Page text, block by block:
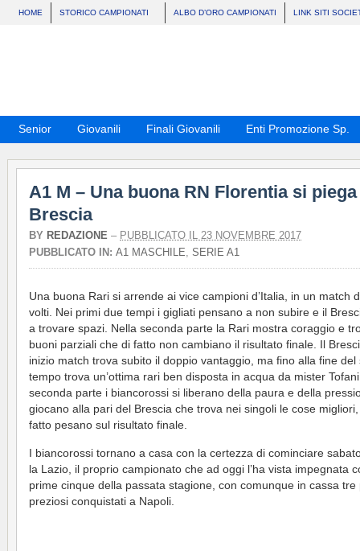
HOME STORICO CAMPIONATI ALBO D’ORO CAMPIONATI LINK SITI
Senior Giovanili Finali Giovanili Enti Promozione Sp.
A1 M – Una buona RN Florentia si
Brescia
BY REDAZIONE – PUBBLICATO IL 23 NOVEMBRE 2017
PUBBLICATO IN: A1 MASCHILE, SERIE A1
Una buona Rari si arrende ai vice campioni d’Italia, in un match
volti. Nei primi due tempi i gigliati pensano a non subire e il
a trovare spazi. Nella seconda parte la Rari mostra coraggio e
buoni parziali che di fatto non cambiano il risultato finale. Il
inizio match trova subito il doppio vantaggio, ma fino alla fine del
tempo trova un’ottima rari ben disposta in acqua da mister
seconda parte i biancorossi si liberano della paura e della
giocano alla pari del Brescia che trova nei singoli le cose
fatto pesano sul risultato finale.
I biancorossi tornano a casa con la certezza di cominciare
la Lazio, il proprio campionato che ad oggi l’ha vista impegnata
prime cinque della passata stagione, con comunque in cassa tre
preziosi conquistati a Napoli.